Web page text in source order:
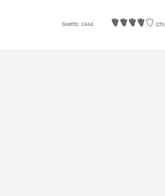
Skatīts: 1944 (25)